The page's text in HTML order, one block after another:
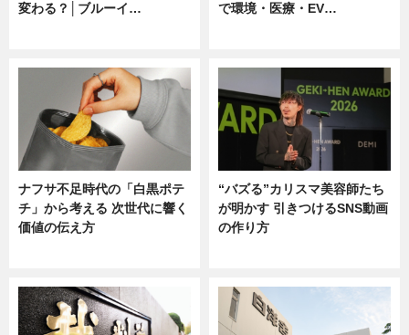
変わる？│ブルーイ…
で環境・医療・EV…
ナフサ不足時代の「白黒ポテ
チ」から考える 次世代に響く
価値の伝え方
“バズる”カリスマ美容師たち
が明かす 引きつけるSNS動画
の作り方